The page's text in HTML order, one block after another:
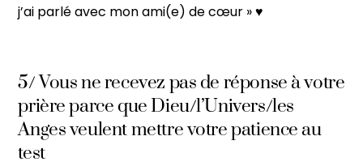
j’ai parlé avec mon ami(e) de cœur » ♥
5/ Vous ne recevez pas de réponse à votre
prière parce que Dieu/l’Univers/les
Anges veulent mettre votre patience au
test